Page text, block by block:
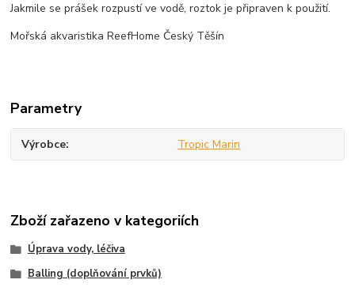
Jakmile se prášek rozpustí ve vodě, roztok je připraven k použití.
Mořská akvaristika ReefHome Český Těšín
Parametry
Výrobce Tropic Marin
Zboží zařazeno v kategoriích
Úprava vody, léčiva
Balling (doplňování prvků)